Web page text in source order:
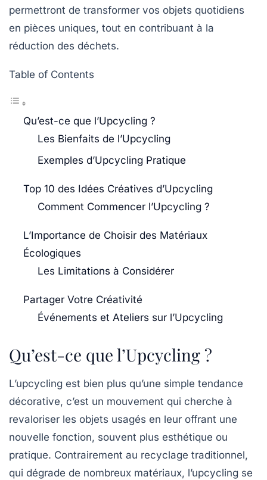
permettront de transformer vos objets quotidiens
en pièces uniques, tout en contribuant à la
réduction des déchets.
Table of Contents
Qu’est-ce que l’Upcycling ?
Les Bienfaits de l’Upcycling
Exemples d’Upcycling Pratique
Top 10 des Idées Créatives d’Upcycling
Comment Commencer l’Upcycling ?
L’Importance de Choisir des Matériaux
Écologiques
Les Limitations à Considérer
Partager Votre Créativité
Événements et Ateliers sur l’Upcycling
Qu’est-ce que l’Upcycling ?
L’upcycling est bien plus qu’une simple tendance
décorative, c’est un mouvement qui cherche à
revaloriser les objets usagés en leur offrant une
nouvelle fonction, souvent plus esthétique ou
pratique. Contrairement au recyclage traditionnel,
qui dégrade de nombreux matériaux, l’upcycling se